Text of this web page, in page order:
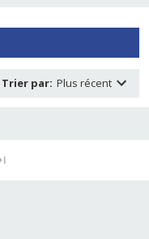
Trier par: Plus récent